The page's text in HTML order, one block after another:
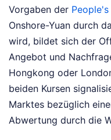
Vorgaben der
Onshore-Yuan durch
wird, bildet sich der
Angebot und
Hongkong oder
beiden Kursen
Marktes bezüglich
Abwertung durch die